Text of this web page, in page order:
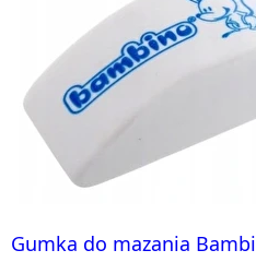
Gumka do mazania